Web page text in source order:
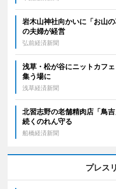
岩木山神社向かいに「お山
の夫婦が経営
弘前経済新聞
浅草・松が谷にニットカ
集う場に
浅草経済新聞
北習志野の老舗精肉店「鳥
続くのれん守る
船橋経済新聞
プレス